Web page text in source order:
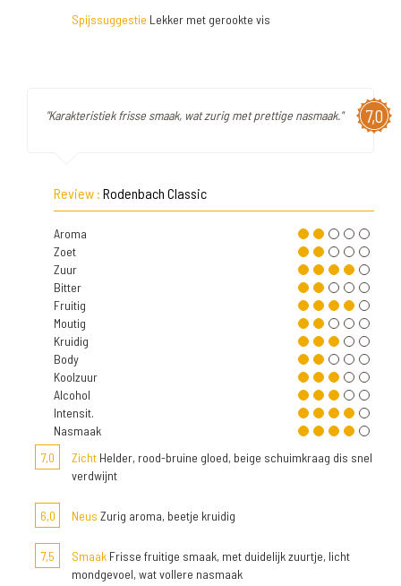
Spijssuggestie Lekker met gerookte vis
7,0
"Karakteristiek frisse smaak, wat zurig met prettige nasmaak."
Review : Rodenbach Classic
Aroma
Zoet
Zuur
Bitter
Fruitig
Moutig
Kruidig
Body
Koolzuur
Alcohol
Intensit.
Nasmaak
7,0
Zicht Helder, rood-bruine gloed, beige schuimkraag dis snel
verdwijnt
6,0 Neus Zurig aroma, beetje kruidig
7,5 Smaak Frisse fruitige smaak, met duidelijk zuurtje, licht
mondgevoel, wat vollere nasmaak